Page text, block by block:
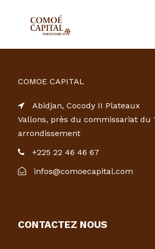
COMOE CAPITAL
Abidjan, Cocody II Plateaux
Vallons, près du commissariat du
arrondissement
+225 22 46 46 67
infos@comoecapital.com
CONTACTEZ NOUS